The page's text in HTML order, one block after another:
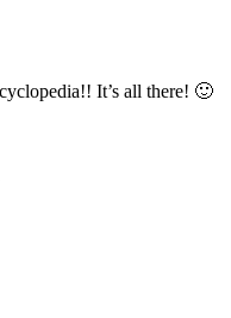
It’s all there! 🙂